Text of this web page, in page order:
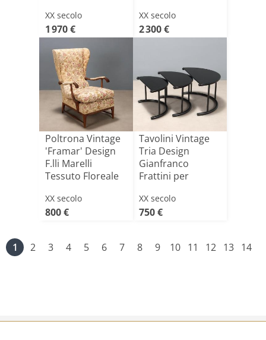
XX secolo
1 970 €
XX secolo
2 300 €
Poltrona Vintage
'Framar' Design
F.lli Marelli
Tessuto Floreale
XX secolo
800 €
Tavolini Vintage
Tria Design
Gianfranco
Frattini per
XX secolo
750 €
1 2 3 4 5 6 7 8 9 10 11 12 13 14